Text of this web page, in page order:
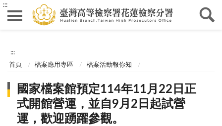
:::
:::
首頁 檔案應用專區 檔案活動報你知
國家檔案館預定114年11月22日正
式開館營運，並自9月2日起試營
運，歡迎踴躍參觀。